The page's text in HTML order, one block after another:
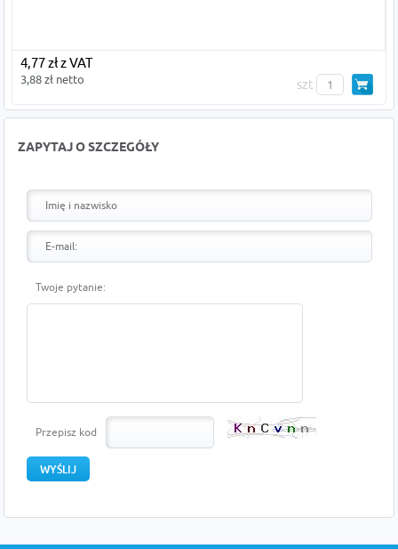
4,77 zł z VAT
3,88 zł netto szt
ZAPYTAJ O SZCZEGÓŁY
Twoje pytanie:
Przepisz kod